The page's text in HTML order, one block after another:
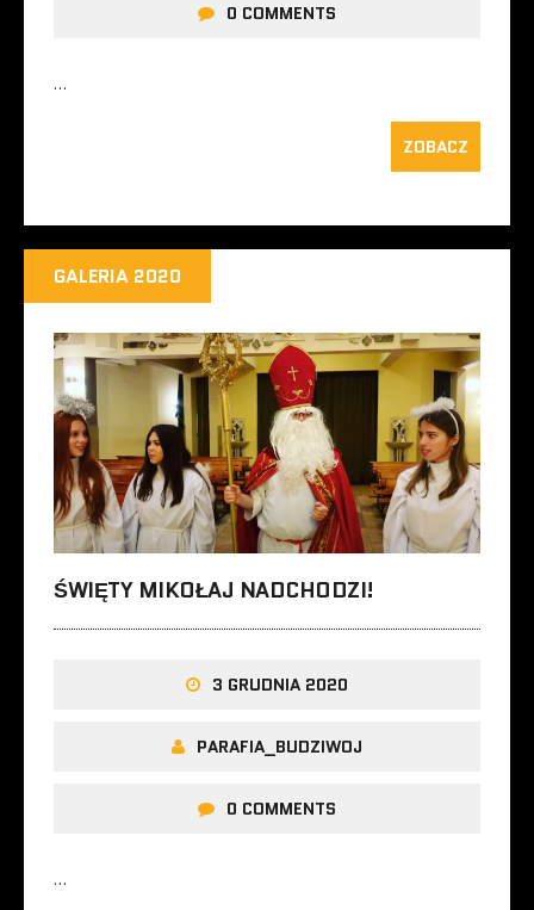
0 COMMENTS
…
ZOBACZ
GALERIA 2020
ŚWIĘTY MIKOŁAJ NADCHODZI!
3 GRUDNIA 2020
PARAFIA_BUDZIWOJ
0 COMMENTS
…